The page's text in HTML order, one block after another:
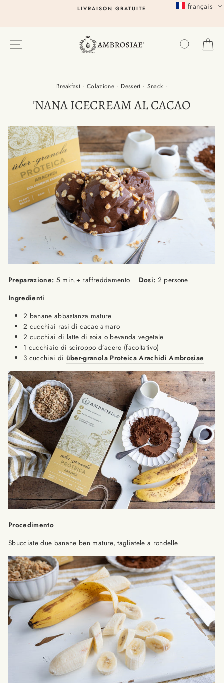
LIVRAISON GRATUITE
Breakfast ·Colazione · Dessert · Snack ·
'NANA ICECREAM AL CACAO
Preparazione: 5 min.+ raffreddamento Dosi: 2 persone
Ingredienti
2 banane abbastanza mature
2 cucchiai rasi di cacao amaro
2 cucchiai di latte di soia o bevanda vegetale
1 cucchiaio di sciroppo d’acero (facoltativo)
3 cucchiai di über-granola Proteica Arachidi Ambrosiae
Procedimento
Sbucciate due banane ben mature, tagliatele a rondelle
français